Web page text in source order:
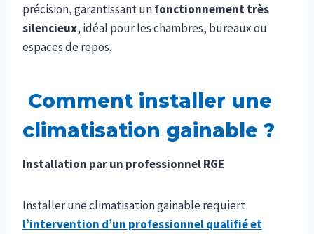
précision, garantissant unfonctionnement très
silencieux, idéal pour les chambres, bureaux ou
espaces de repos.
Comment installer une
climatisation gainable ?
Installation par un professionnel RGE
Installer une climatisation gainable requiert
l’intervention d’un professionnel qualifié et